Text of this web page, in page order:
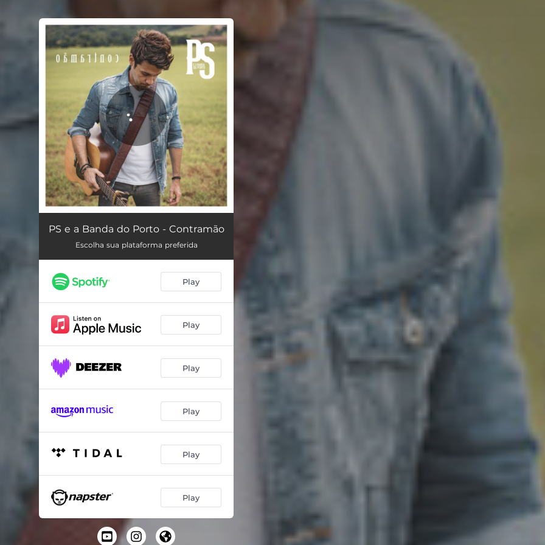
You're all set!
Contramão 03:45
PS e a Banda do Porto - Contramão
Escolha sua plataforma preferida
Play
Play
Play
Play
Play
Play